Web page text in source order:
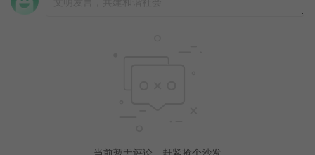
当前暂无评论，赶紧抢个沙发